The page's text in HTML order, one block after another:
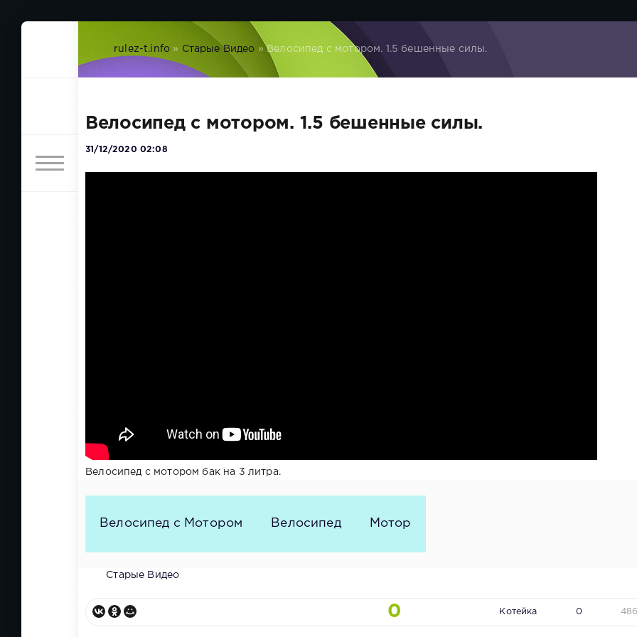
rulez-t.info » Старые Видео » Велосипед с мотором. 1.5 бешенные силы.
Велосипед с мотором. 1.5 бешенные силы.
31/12/2020 02:08
Велосипед с мотором бак на 3 литра.
Велосипед с Мотором Велосипед Мотор
Старые Видео
0 Котейка 0